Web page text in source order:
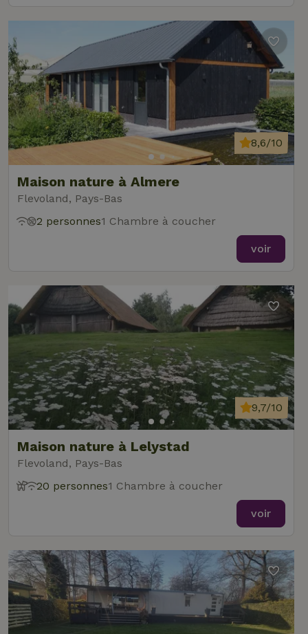
Maison nature à Almere
Flevoland, Pays-Bas
8,6/10
2 personnes1 Chambre à coucher
voir
Maison nature à Lelystad
Flevoland, Pays-Bas
9,7/10
20 personnes1 Chambre à coucher
voir